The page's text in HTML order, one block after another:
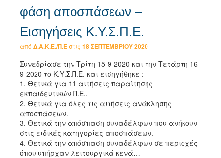
φάση αποσπάσεων –
Εισηγήσεις Κ.Υ.Σ.Π.Ε.
από Δ.Α.Κ.Ε./Π.Εστις 18 ΣΕΠΤΕΜΒΡΊΟΥ 2020
Συνεδρίασε την Τρίτη 15-9-2020 και την Τετάρτη 16-
9-2020 το Κ.Υ.Σ.Π.Ε. και εισηγήθηκε :
1. Θετικά για 11 αιτήσεις παραίτησης
εκπαιδευτικών Π.Ε..
2. Θετικά για όλες τις αιτήσεις ανάκλησης
αποσπάσεων.
3. Θετικά την απόσπαση συναδέλφων που ανήκουν
στις ειδικές κατηγορίες αποσπάσεων.
4. Θετικά την απόσπαση συναδέλφων σε περιοχές
όπου υπήρχαν λειτουργικά κενά…